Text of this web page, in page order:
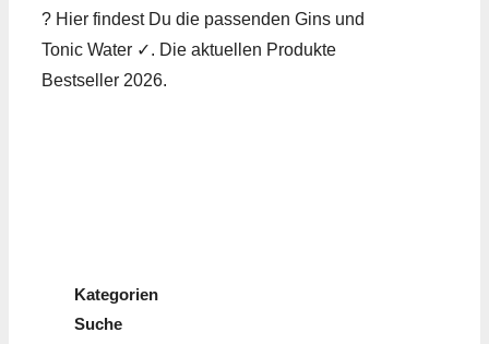
? Hier findest Du die passenden Gins und
Tonic Water ✓. Die aktuellen Produkte
Bestseller 2026.
Kategorien
Suche